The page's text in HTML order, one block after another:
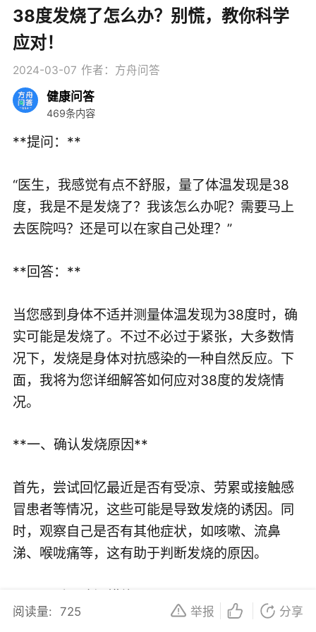
38度发烧了怎么办？别慌，教你科学
应对！
2024-03-07 作者：方舟问答
健康问答
469条内容
**提问：**
“医生，我感觉有点不舒服，量了体温发现是38
度，我是不是发烧了？我该怎么办呢？需要马上
去医院吗？还是可以在家自己处理？”
**回答：**
当您感到身体不适并测量体温发现为38度时，确
实可能是发烧了。不过不必过于紧张，大多数情
况下，发烧是身体对抗感染的一种自然反应。下
面，我将为您详细解答如何应对38度的发烧情
况。
**一、确认发烧原因**
首先，尝试回忆最近是否有受凉、劳累或接触感
冒患者等情况，这些可能是导致发烧的诱因。同
时，观察自己是否有其他症状，如咳嗽、流鼻
涕、喉咙痛等，这有助于判断发烧的原因。
阅读量: 725 举报 分享